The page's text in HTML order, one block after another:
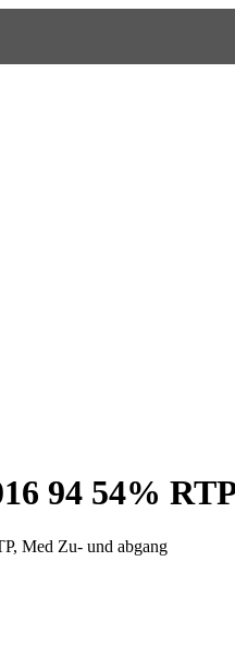
94 54%
Med Zu- und abgang